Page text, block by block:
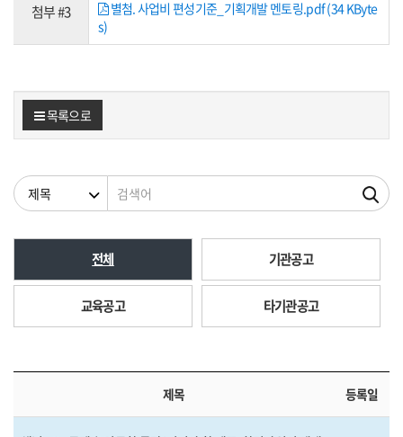
첨부 #3
별첨. 사업비 편성기준_기획개발 멘토링.pdf (34 KByte
s)
목록으로
검색조건 검색어
전체 기관공고
교육공고 타기관공고
제목 등록일